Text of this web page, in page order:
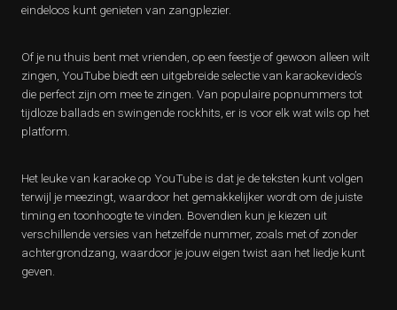
eindeloos kunt genieten van zangplezier.
Of je nu thuis bent met vrienden, op een feestje of gewoon alleen wilt
zingen, YouTube biedt een uitgebreide selectie van karaokevideo’s
die perfect zijn om mee te zingen. Van populaire popnummers tot
tijdloze ballads en swingende rockhits, er is voor elk wat wils op het
platform.
Het leuke van karaoke op YouTube is dat je de teksten kunt volgen
terwijl je meezingt, waardoor het gemakkelijker wordt om de juiste
timing en toonhoogte te vinden. Bovendien kun je kiezen uit
verschillende versies van hetzelfde nummer, zoals met of zonder
achtergrondzang, waardoor je jouw eigen twist aan het liedje kunt
geven.